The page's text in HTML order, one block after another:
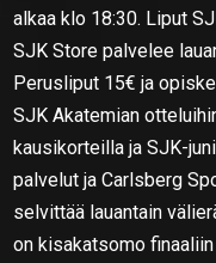
alkaa klo 18:30. Liput
SJK Store palvelee
Perusliput 15€ ja
SJK Akatemian
kausikorteilla ja SJK-
palvelut ja Carlsberg
selvittää lauantain
on kisakatsomo